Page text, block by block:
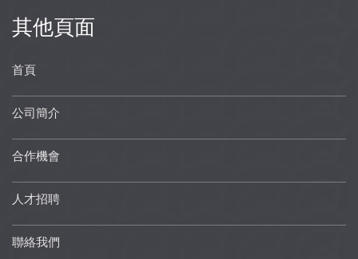
其他頁面
首頁
公司簡介
合作機會
人才招聘
聯絡我們